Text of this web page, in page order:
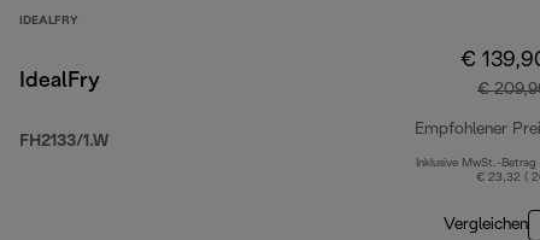
IDEALFRY
IdealFry
FH2133/1.W
€
€
Empfohlener
Inklusive MwSt.-Betrag
€ 23,32 (
Vergleichen